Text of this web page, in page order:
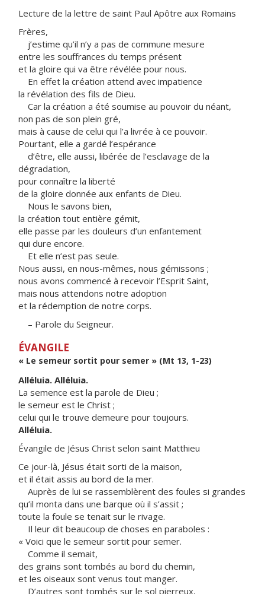
Lecture de la lettre de saint Paul Apôtre aux Romains
Frères,
j’estime qu’il n’y a pas de commune mesure
entre les souffrances du temps présent
et la gloire qui va être révélée pour nous.
En effet la création attend avec impatience
la révélation des fils de Dieu.
Car la création a été soumise au pouvoir du néant,
non pas de son plein gré,
mais à cause de celui qui l’a livrée à ce pouvoir.
Pourtant, elle a gardé l’espérance
d’être, elle aussi, libérée de l’esclavage de la
dégradation,
pour connaître la liberté
de la gloire donnée aux enfants de Dieu.
Nous le savons bien,
la création tout entière gémit,
elle passe par les douleurs d’un enfantement
qui dure encore.
Et elle n’est pas seule.
Nous aussi, en nous-mêmes, nous gémissons ;
nous avons commencé à recevoir l’Esprit Saint,
mais nous attendons notre adoption
et la rédemption de notre corps.
– Parole du Seigneur.
ÉVANGILE
« Le semeur sortit pour semer » (Mt 13, 1-23)
Alléluia. Alléluia.
La semence est la parole de Dieu ;
le semeur est le Christ ;
celui qui le trouve demeure pour toujours.
Alléluia.
Évangile de Jésus Christ selon saint Matthieu
Ce jour-là, Jésus était sorti de la maison,
et il était assis au bord de la mer.
Auprès de lui se rassemblèrent des foules si grandes
qu’il monta dans une barque où il s’assit ;
toute la foule se tenait sur le rivage.
Il leur dit beaucoup de choses en paraboles :
« Voici que le semeur sortit pour semer.
Comme il semait,
des grains sont tombés au bord du chemin,
et les oiseaux sont venus tout manger.
D’autres sont tombés sur le sol pierreux,